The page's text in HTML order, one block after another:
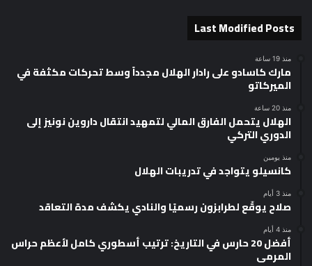
Last Modified Posts
منذ 19 ساعة
مارك كاسادو على رادار الهلال مجدداً وسط تحركات مكثفة في
الميركاتو
منذ 20 ساعة
الهلال يتحمل الفارق المالي لتمهيد انتقال داروين نونيز إلى
الدوري التركي
منذ يومين
كانسيلو يتواجد في تدريبات الهلال
منذ 3 أيام
صلاح يوقّع لطرابزون رسميًا والنادي يكشف مدة التعاقد
منذ 4 أيام
أفضل 20 حارس في التاريخ: ترتيب أسطوري كامل لأعظم حراس
المرمى